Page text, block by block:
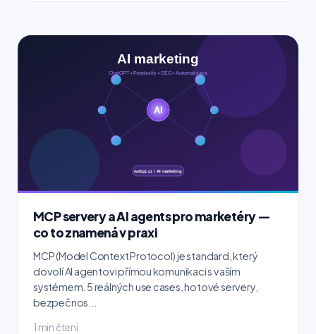
MCP servery a AI agents pro marketéry —
co to znamená v praxi
MCP (Model Context Protocol) je standard, který
dovolí AI agentovi přímou komunikaci s vaším
systémem. 5 reálných use cases, hotové servery,
bezpečnos...
1 min čtení